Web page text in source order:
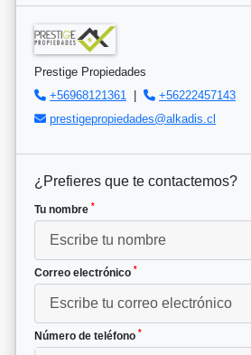
Prestige Propiedades
+56968121361
|
+56222457143
prestigepropiedades@alkadis.cl
¿Prefieres que te contactemos?
Tu nombre *
Correo electrónico *
Número de teléfono *